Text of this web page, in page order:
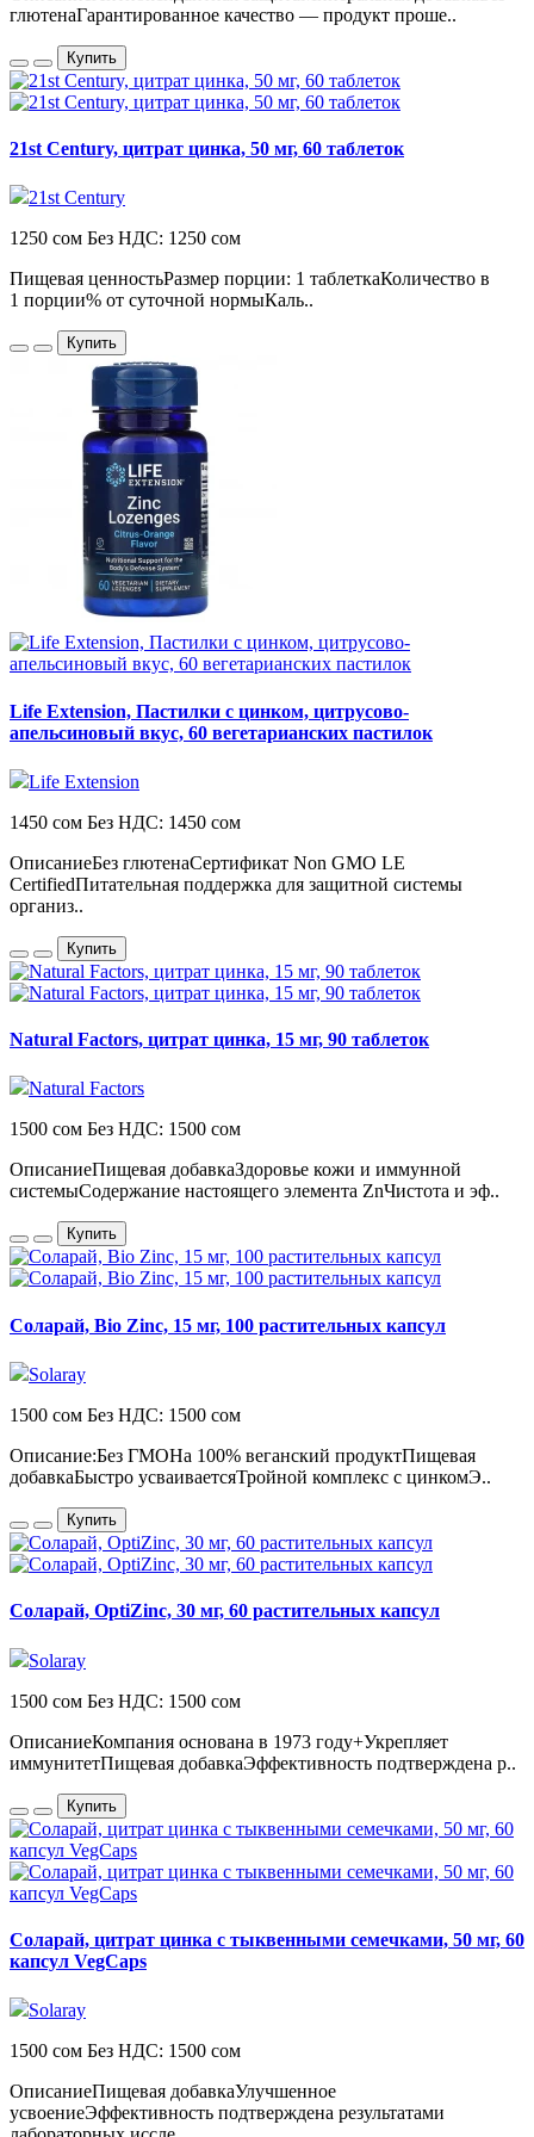
глютенаГарантированное качество — продукт проше..
Купить
21st Century, цитрат цинка, 50 мг, 60 таблеток
21st Century
1250 сом Без НДС: 1250 сом
Пищевая ценностьРазмер порции: 1 таблеткаКоличество в
1 порции% от суточной нормыКаль..
Купить
Life Extension, Пастилки с цинком, цитрусово-
апельсиновый вкус, 60 вегетарианских пастилок
Life Extension
1450 сом Без НДС: 1450 сом
ОписаниеБез глютенаСертификат Non GMO LE
CertifiedПитательная поддержка для защитной системы
организ..
Купить
Natural Factors, цитрат цинка, 15 мг, 90 таблеток
Natural Factors
1500 сом Без НДС: 1500 сом
ОписаниеПищевая добавкаЗдоровье кожи и иммунной
системыСодержание настоящего элемента ZnЧистота и эф..
Купить
Соларай, Bio Zinc, 15 мг, 100 растительных капсул
Solaray
1500 сом Без НДС: 1500 сом
Описание:Без ГМОНа 100% веганский продуктПищевая
добавкаБыстро усваиваетсяТройной комплекс с цинкомЭ..
Купить
Соларай, OptiZinc, 30 мг, 60 растительных капсул
Solaray
1500 сом Без НДС: 1500 сом
ОписаниеКомпания основана в 1973 году+Укрепляет
иммунитетПищевая добавкаЭффективность подтверждена р..
Купить
Соларай, цитрат цинка с тыквенными семечками, 50 мг, 60
капсул VegCaps
Solaray
1500 сом Без НДС: 1500 сом
ОписаниеПищевая добавкаУлучшенное
усвоениеЭффективность подтверждена результатами